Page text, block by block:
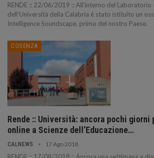
RENDE :: 22/06/2019 :: All’interno del Laboratorio
dell’Università della Calabria è stato istituito un
Intelligence Soundscape, primo del nostro Paese.
COSENZA
Rende :: Università: ancora pochi
online a Scienze dell’Educazione…
CALNEWS 17 Ago 2018